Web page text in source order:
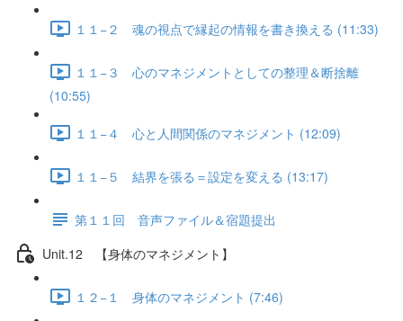
１１−２ 魂の視点で縁起の情報を書き換える (11:33)
１１−３ 心のマネジメントとしての整理＆断捨離
(10:55)
１１−４ 心と人間関係のマネジメント (12:09)
１１−５ 結界を張る＝設定を変える (13:17)
第１１回 音声ファイル＆宿題提出
Unit.12 【身体のマネジメント】
１２−１ 身体のマネジメント (7:46)